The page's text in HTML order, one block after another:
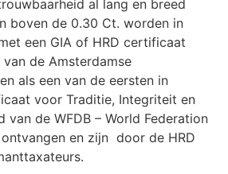
al lang en breed
boven de 0.30 Ct. worden in
een GIA of HRD certificaat
de Amsterdamse
als een van de eersten in
voor Traditie, Integriteit en
van de WFDB – World Federation
en zijn door de HRD